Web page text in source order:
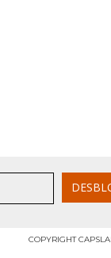
COPYRIGHT